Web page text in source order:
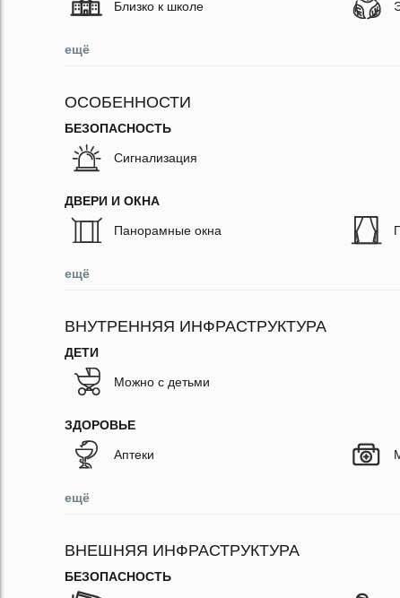
Близко к школе
ещё
ОСОБЕННОСТИ
БЕЗОПАСНОСТЬ
Сигнализация
ДВЕРИ И ОКНА
Панорамные окна
ещё
ВНУТРЕННЯЯ ИНФРАСТРУКТУРА
ДЕТИ
Можно с детьми
ЗДОРОВЬЕ
Аптеки
ещё
ВНЕШНЯЯ ИНФРАСТРУКТУРА
БЕЗОПАСНОСТЬ